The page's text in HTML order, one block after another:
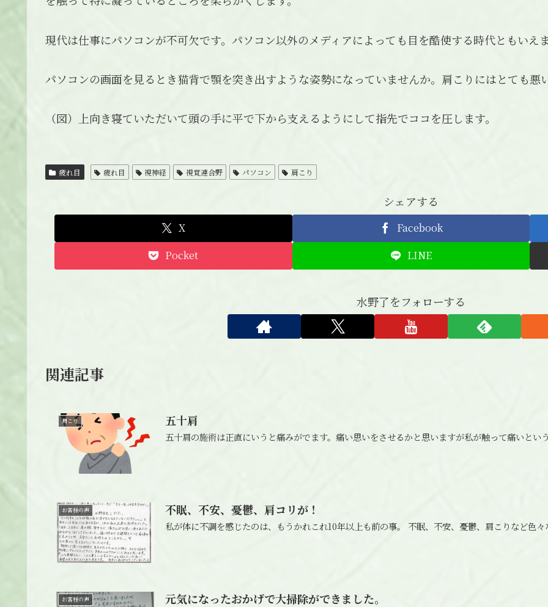
現代は仕事にパソコンが不可欠です。パソコン以外のメディアによっても目を酷使する時代ともいえ
パソコンの画面を見るとき猫背で顎を突き出すような姿勢になっていませんか。肩こりにはとても悪
（図）上向き寝ていただいて頭の手に平で下から支えるようにして指先でココを圧します。
疲れ目 疲れ目 視神経 視覚連合野 パソコン 肩こり
シェアする
X
Facebook
Pocket
LINE
水野了をフォローする
関連記事
肩こり 五十肩
五十肩の施術は正直にいうと痛みがでます。痛い思いをさせるかと思いますが私が触って痛いとい
お客様の声 不眠、不安、憂鬱、肩コリが！
私が体に不調を感じたのは、もうかれこれ10年以上も前の事。 不眠、不安、憂鬱、肩こりなど色
お客様の声 元気になったおかげで大掃除ができました。